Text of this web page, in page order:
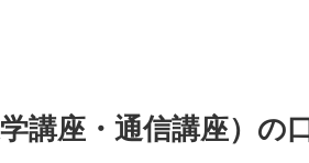
講座・通信講座）の